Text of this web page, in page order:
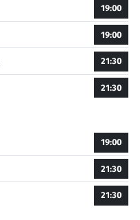
19:00
19:00
21:30
21:30
19:00
21:30
21:30